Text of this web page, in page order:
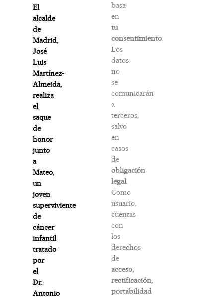
El
alcalde
de
Madrid,
José
Luis
Martínez-
Almeida,
realiza
el
saque
de
honor
junto
a
Mateo,
un
joven
superviviente
de
cáncer
infantil
tratado
por
el
Dr.
Antonio
basa
en
tu
consentimiento.
Los
datos
no
se
comunicarán
a
terceros,
salvo
en
casos
de
obligación
legal.
Como
usuario,
cuentas
con
los
derechos
de
acceso,
rectificación,
portabilidad